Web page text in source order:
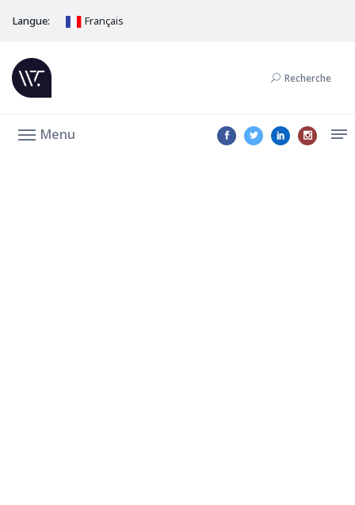
Langue: Français
Recherche
Menu